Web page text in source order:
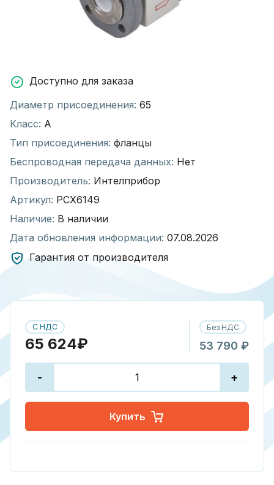
Доступно для заказа
Диаметр присоединения: 65
Класс: А
Тип присоединения: фланцы
Беспроводная передача данных: Нет
Производитель: Интелприбор
Артикул: РСХ6149
Наличие: В наличии
Дата обновления информации: 07.08.2026
Гарантия от производителя
С НДС
65 624₽
Без НДС
53 790 ₽
- +
Купить